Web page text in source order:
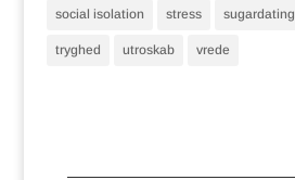
social isolation stress sugardating
tryghed utroskab vrede